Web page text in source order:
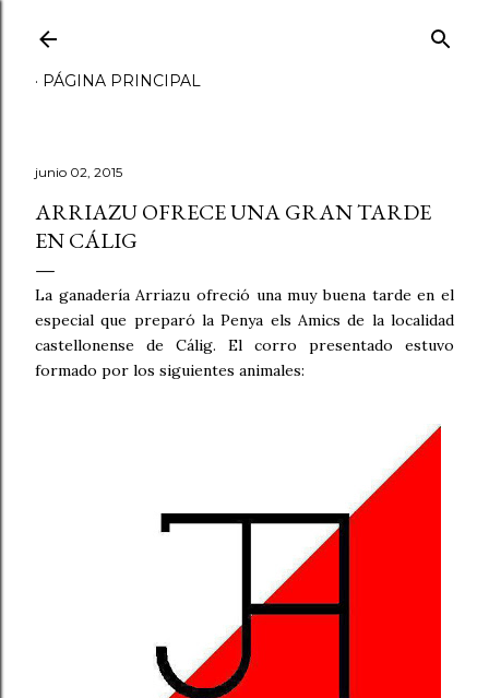
PÁGINA PRINCIPAL
junio 02, 2015
ARRIAZU OFRECE UNA GRAN TARDE
EN CÁLIG
La ganadería Arriazu ofreció una muy buena tarde en el
especial que preparó la Penya els Amics de la localidad
castellonense de Cálig. El corro presentado estuvo
formado por los siguientes animales: